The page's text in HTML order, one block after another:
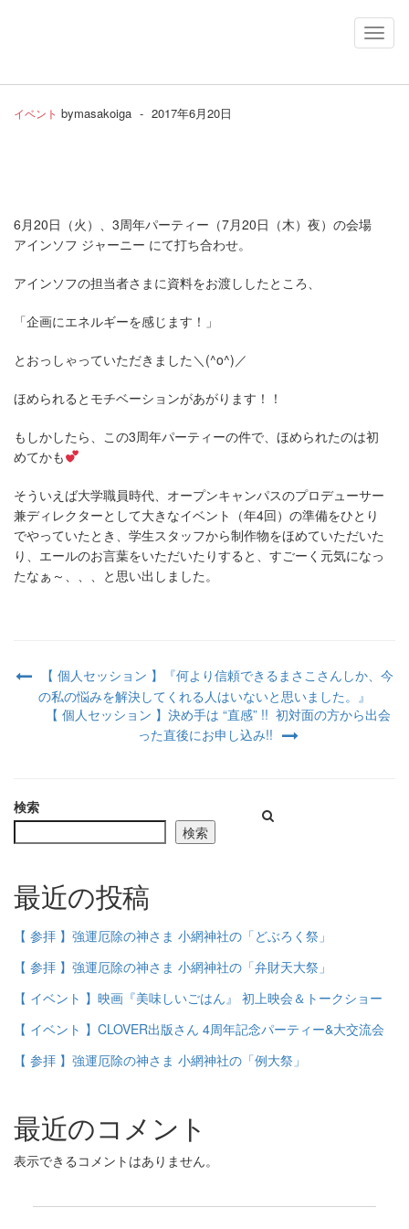
イベント bymasakoiga - 2017年6月20日
6 月20日（火）、3周年パーティー（7月20日（木）夜）の会場
アインソフ ジャーニー にて打ち合わせ。
アインソフの担当者さまに資料をお渡ししたところ、
「企画にエネルギーを感じます！」
とおっしゃっていただきました ＼(^o^)／
ほめられるとモチベーションがあがります！！
もしかしたら、この3周年パーティーの件で、ほめられたのは初
めてかも
そういえば大学職員時代、オープンキャンパスのプロデューサー
兼ディレクターとして大きなイベント（年4回）の準備をひとり
でやっていたとき、学生スタッフから制作物をほめていただいた
り、エールのお言葉をいただいたりすると、すごーく元気になっ
たなぁ～、、、と思い出しました。
【 個人セッション 】『何より信頼できるまさこさんしか、今
の私の悩みを解決してくれる人はいないと思いました。』
【 個人セッション 】決め手は “直感” !! 初対面の方から出会
った直後にお申し込み!!
検索
検索
最近の投稿
【 参拝 】強運厄除の神さま 小網神社の「どぶろく祭」
【 参拝 】強運厄除の神さま 小網神社の「弁財天大祭」
【 イベント 】映画『美味しいごはん』 初上映会＆トークショー
【 イベント 】CLOVER出版さん 4周年記念パーティー&大交流会
【 参拝 】強運厄除の神さま 小網神社の「例大祭」
最近のコメント
表示できるコメントはありません。